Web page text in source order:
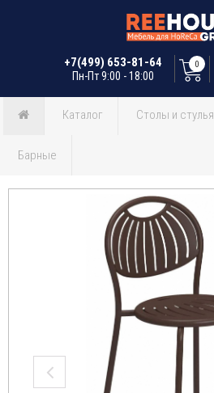
+7(499) 653-81-64
Пн-Пт 9:00 - 18:00
0
Каталог Столы и стулья
Барные